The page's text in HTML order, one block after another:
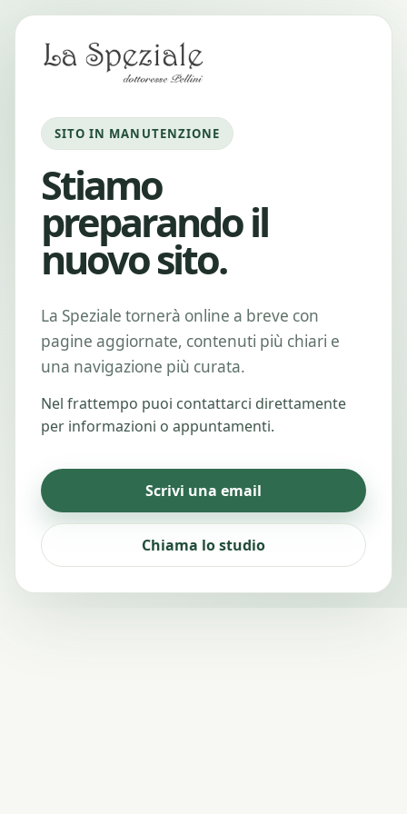
SITO IN MANUTENZIONE
Stiamo
preparando il
nuovo sito.
La Speziale tornerà online a breve con
pagine aggiornate, contenuti più chiari e
una navigazione più curata.
Nel frattempo puoi contattarci direttamente
per informazioni o appuntamenti.
Scrivi una email
Chiama lo studio